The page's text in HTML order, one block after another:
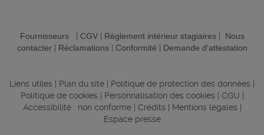
Fournisseurs| CGV| Règlement intérieur stagiaires| Nous
contacter| Réclamations| Conformité Demande d'attestation
Liens utiles Plan du site Politique de protection des données
Politique de cookies
Personnalisation des cookies CGU
Accessibilité : non conforme| Crédits Mentions légales
Espace presse